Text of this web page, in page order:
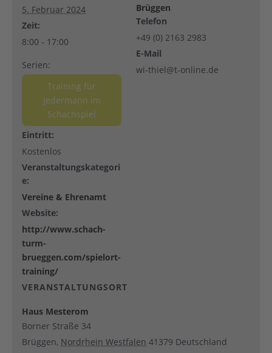
5. Februar 2024
Zeit:
8:00 - 17:00
Serien:
Training für
Jedermann im
Schachspiel
Eintritt:
Kostenlos
Veranstaltungskategori
e:
Vereine & Ehrenamt
Website:
http://www.schach-
turm-
brueggen.com/spielort-
training/
VERANSTALTUNGSORT
Haus Mesterom
Borner Straße 34
Brüggen, Nordrhein Westfalen 41379 Deutschland
Brüggen
Telefon
+49 (0) 2163 2983
E-Mail
wi-thiel@t-online.de